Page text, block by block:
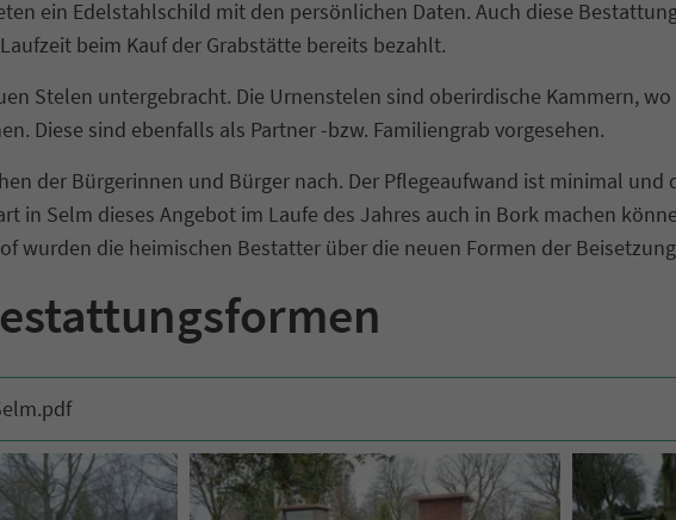
ein Edelstahlschild mit den persönlichen Daten. Auch diese
beim Kauf der Grabstätte bereits bezahlt.
Stelen untergebracht. Die Urnenstelen sind oberirdische Kammern,
Diese sind ebenfalls als Partner -bzw. Familiengrab vorgesehen.
der Bürgerinnen und Bürger nach. Der Pflegeaufwand ist minimal und
in Selm dieses Angebot im Laufe des Jahres auch in Bork machen
wurden die heimischen Bestatter über die neuen Formen der